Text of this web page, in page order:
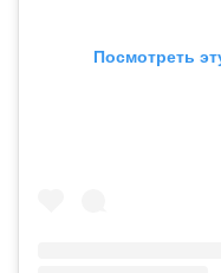
Посмотреть